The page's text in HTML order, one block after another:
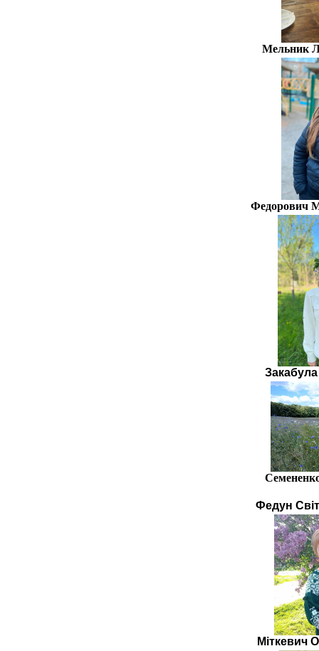
Мельник
Федорович
Закабула
Федун
Міткевич